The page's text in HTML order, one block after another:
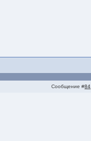
Сообщение #84